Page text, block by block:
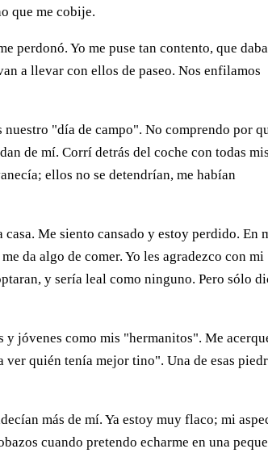
que me cobije.
perdonó. Yo me puse tan contento, que daba
a llevar con ellos de paseo. Nos enfilamos
"día de campo". No comprendo por
de mí. Corrí detrás del coche con todas mis
ellos no se detendrían, me habían
casa. Me siento cansado y estoy perdido. En
da algo de comer. Yo les agradezco con mi
y sería leal como ninguno. Pero sólo
y jóvenes como mis "hermanitos". Me
quién tenía mejor tino". Una de esas
más de mí. Ya estoy muy flaco; mi
cuando pretendo echarme en una